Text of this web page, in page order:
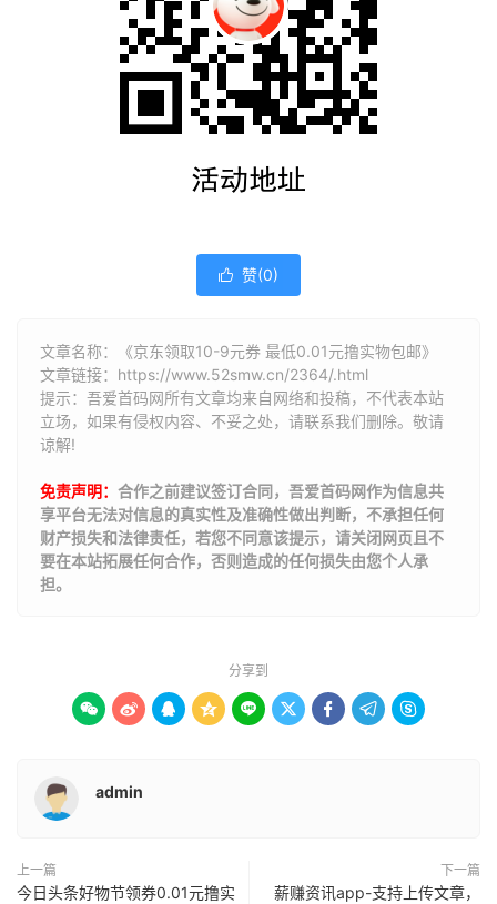
 赞(0)
文章名称：《京东领取10-9元券 最低0.01元撸实物包邮》
文章链接： https://www.52smw.cn/2364/.html
提示：吾爱首码网所有文章均来自网络和投稿，不代表本站
立场，如果有侵权内容、不妥之处，请联系我们删除。敬请
谅解!
免责声明： 合作之前建议签订合同，吾爱首码网作为信息共
享平台无法对信息的真实性及准确性做出判断，不承担任何
财产损失和法律责任，若您不同意该提示，请关闭网页且不
要在本站拓展任何合作，否则造成的任何损失由您个人承
担。
分享到
        
admin
上一篇
今日头条好物节领券0.01元撸实
下一篇
薪赚资讯app-支持上传文章，